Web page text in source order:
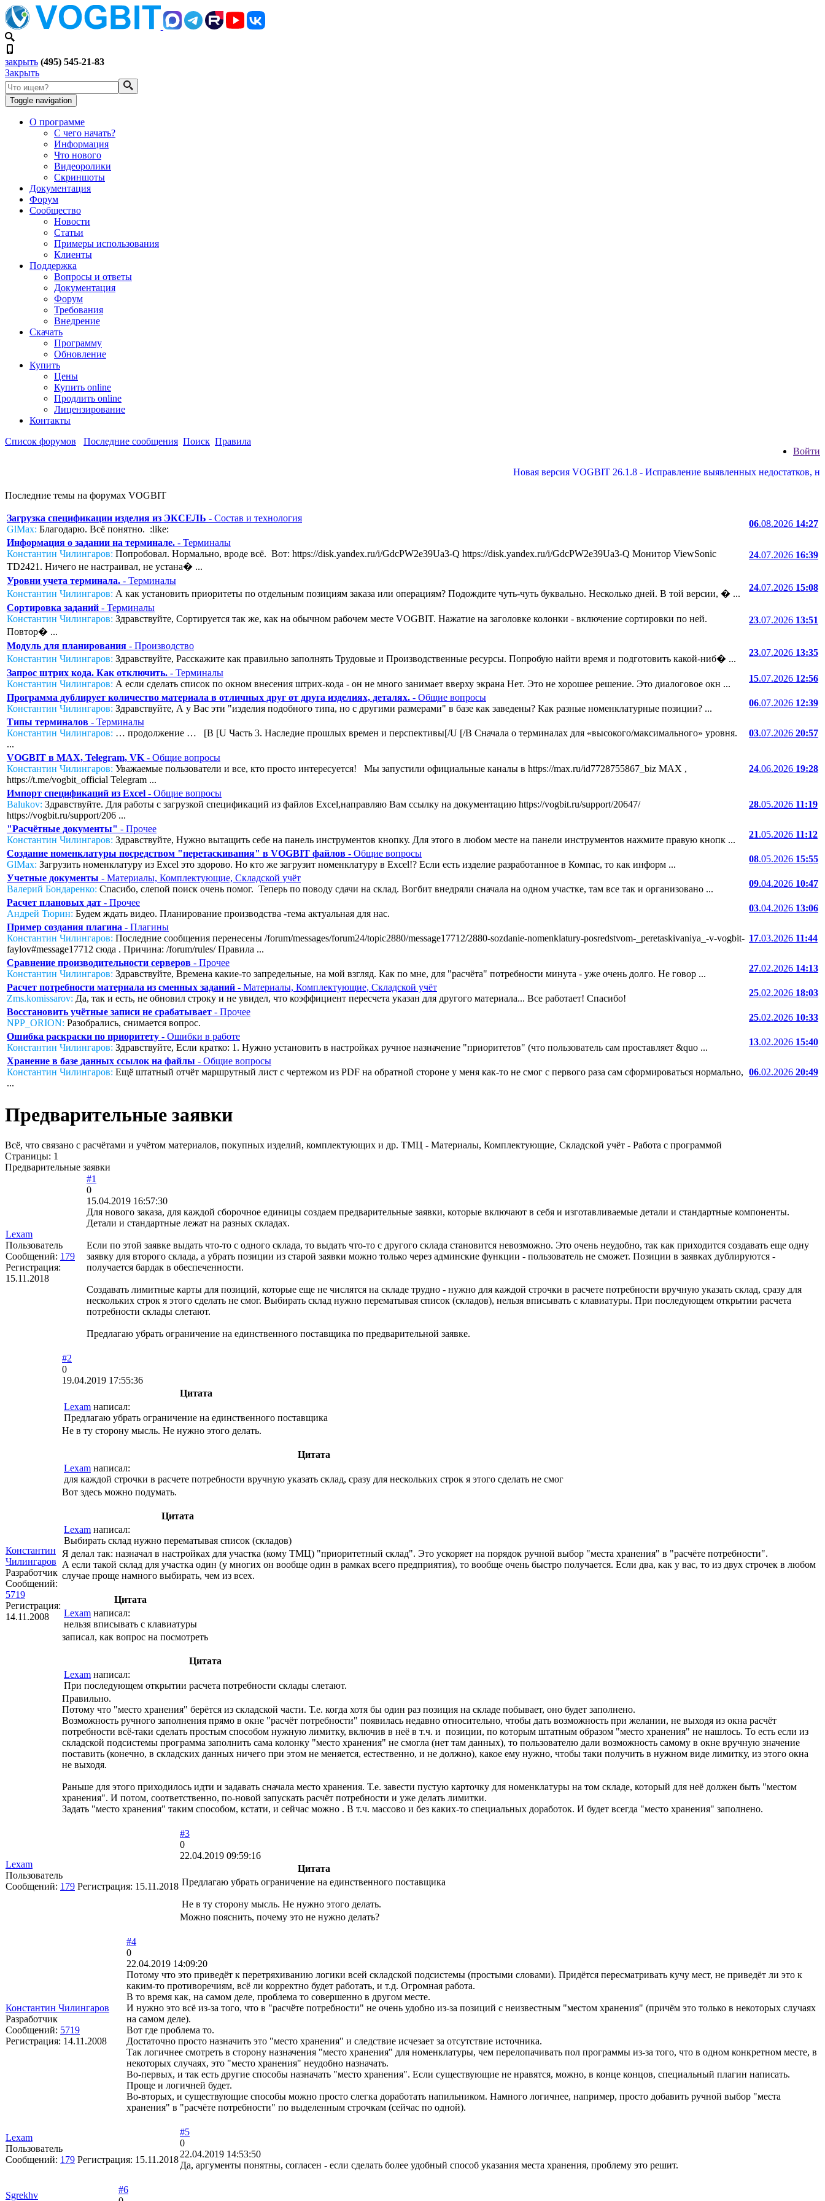
закрыть (495) 545-21-83
Закрыть
Toggle navigation
О программе
С чего начать?
Информация
Что нового
Видеоролики
Скриншоты
Документация
Форум
Сообщество
Новости
Статьи
Примеры использования
Клиенты
Поддержка
Вопросы и ответы
Документация
Форум
Требования
Внедрение
Скачать
Программу
Обновление
Купить
Цены
Купить online
Продлить online
Лицензирование
Контакты
Войти
Список форумов Последние сообщения Поиск Правила
Новая версия VOGBIT 26.1.8 - Исправление выявленных недостатков, некоторые
Последние темы на форумах VOGBIT
Загрузка спецификации изделия из ЭКСЕЛЬ - Состав и технология
GlMax: Благодарю. Всё понятно. :like:
06.08.2026 14:27
Информация о задании на терминале. - Терминалы
Константин Чилингаров: Попробовал. Нормально, вроде всё. Вот: https://disk.yandex.ru/i/GdcPW2e39Ua3-Q https://disk.yandex.ru/i/GdcPW2e39Ua3-Q Монитор ViewSonic
TD2421. Ничего не настраивал, не устана� ...
24.07.2026 16:39
Уровни учета терминала. - Терминалы
Константин Чилингаров: А как установить приоритеты по отдельным позициям заказа или операциям? Подождите чуть-чуть буквально. Несколько дней. В той версии, � ...
24.07.2026 15:08
Сортировка заданий - Терминалы
Константин Чилингаров: Здравствуйте, Сортируется так же, как на обычном рабочем месте VOGBIT. Нажатие на заголовке колонки - включение сортировки по ней.
Повтор� ...
23.07.2026 13:51
Модуль для планирования - Производство
Константин Чилингаров: Здравствуйте, Расскажите как правильно заполнять Трудовые и Производственные ресурсы. Попробую найти время и подготовить какой-ниб� ...
23.07.2026 13:35
Запрос штрих кода. Как отключить. - Терминалы
Константин Чилингаров: А если сделать список по окном внесения штрих-кода - он не много занимает вверху экрана Нет. Это не хорошее решение. Это диалоговое окн ...
15.07.2026 12:56
Программа дублирует количество материала в отличных друг от друга изделиях, деталях. - Общие вопросы
Константин Чилингаров: Здравствуйте, А у Вас эти "изделия подобного типа, но с другими размерами" в базе как заведены? Как разные номенклатурные позиции? ...
06.07.2026 12:39
Типы терминалов - Терминалы
Константин Чилингаров: … продолжение … [B [U Часть 3. Наследие прошлых времен и перспективы[/U [/B Сначала о терминалах для «высокого/максимального» уровня.
...
03.07.2026 20:57
VOGBIT в MAX, Telegram, VK - Общие вопросы
Константин Чилингаров: Уважаемые пользователи и все, кто просто интересуется! Мы запустили официальные каналы в https://max.ru/id7728755867_biz MAX ,
https://t.me/vogbit_official Telegram ...
24.06.2026 19:28
Импорт спецификаций из Excel - Общие вопросы
Balukov: Здравствуйте. Для работы с загрузкой спецификаций из файлов Excel,направляю Вам ссылку на документацию https://vogbit.ru/support/20647/
https://vogbit.ru/support/206 ...
28.05.2026 11:19
"Расчётные документы" - Прочее
Константин Чилингаров: Здравствуйте, Нужно вытащить себе на панель инструментов кнопку. Для этого в любом месте на панели инструментов нажмите правую кнопк ...
21.05.2026 11:12
Создание номенклатуры посредством "перетаскивания" в VOGBIT файлов - Общие вопросы
GlMax: Загрузить номенклатуру из Excel это здорово. Но кто же загрузит номенклатуру в Excel!? Если есть изделие разработанное в Компас, то как информ ...
08.05.2026 15:55
Учетные документы - Материалы, Комплектующие, Складской учёт
Валерий Бондаренко: Спасибо, слепой поиск очень помог. Теперь по поводу сдачи на склад. Вогбит внедряли сначала на одном участке, там все так и организовано ...
09.04.2026 10:47
Расчет плановых дат - Прочее
Андрей Тюрин: Будем ждать видео. Планирование производства -тема актуальная для нас.
03.04.2026 13:06
Пример создания плагина - Плагины
Константин Чилингаров: Последние сообщения перенесены /forum/messages/forum24/topic2880/message17712/2880-sozdanie-nomenklatury-posredstvom-_peretaskivaniya_-v-vogbit-
faylov#message17712 сюда . Причина: /forum/rules/ Правила ...
17.03.2026 11:44
Сравнение производительности серверов - Прочее
Константин Чилингаров: Здравствуйте, Времена какие-то запредельные, на мой взгляд. Как по мне, для "расчёта" потребности минута - уже очень долго. Не говор ...
27.02.2026 14:13
Расчет потребности материала из сменных заданий - Материалы, Комплектующие, Складской учёт
Zms.komissarov: Да, так и есть, не обновил строку и не увидел, что коэффициент пересчета указан для другого материала... Все работает! Спасибо!
25.02.2026 18:03
Восстановить учётные записи не срабатывает - Прочее
NPP_ORION: Разобрались, снимается вопрос.
25.02.2026 10:33
Ошибка раскраски по приоритету - Ошибки в работе
Константин Чилингаров: Здравствуйте, Если кратко: 1. Нужно установить в настройках ручное назначение "приоритетов" (что пользователь сам проставляет &quo ...
13.02.2026 15:40
Хранение в базе данных ссылок на файлы - Общие вопросы
Константин Чилингаров: Ещё штатный отчёт маршрутный лист с чертежом из PDF на обратной стороне у меня как-то не смог с первого раза сам сформироваться нормально,
...
06.02.2026 20:49
Предварительные заявки
Всё, что связано с расчётами и учётом материалов, покупных изделий, комплектующих и др. ТМЦ - Материалы, Комплектующие, Складской учёт - Работа с программой
Страницы: 1
Предварительные заявки
Lexam
Пользователь
Сообщений: 179
Регистрация:
15.11.2018
#1
0
15.04.2019 16:57:30
Для нового заказа, для каждой сборочное единицы создаем предварительные заявки, которые включают в себя и изготавливаемые детали и стандартные компоненты.
Детали и стандартные лежат на разных складах.
Если по этой заявке выдать что-то с одного склада, то выдать что-то с другого склада становится невозможно. Это очень неудобно, так как приходится создавать еще одну
заявку для второго склада, а убрать позиции из старой заявки можно только через админские функции - пользователь не сможет. Позиции в заявках дублируются -
получается бардак в обеспеченности.
Создавать лимитные карты для позиций, которые еще не числятся на складе трудно - нужно для каждой строчки в расчете потребности вручную указать склад, сразу для
нескольких строк я этого сделать не смог. Выбирать склад нужно перематывая список (складов), нельзя вписывать с клавиатуры. При последующем открытии расчета
потребности склады слетают.
Предлагаю убрать ограничение на единственного поставщика по предварительной заявке.
Константин
Чилингаров
Разработчик
Сообщений:
5719
Регистрация:
14.11.2008
#2
0
19.04.2019 17:55:36
Цитата
Lexam написал:
Предлагаю убрать ограничение на единственного поставщика
Не в ту сторону мысль. Не нужно этого делать.
Цитата
Lexam написал:
для каждой строчки в расчете потребности вручную указать склад, сразу для нескольких строк я этого сделать не смог
Вот здесь можно подумать.
Цитата
Lexam написал:
Выбирать склад нужно перематывая список (складов)
Я делал так: назначал в настройках для участка (кому ТМЦ) "приоритетный склад". Это ускоряет на порядок ручной выбор "места хранения" в "расчёте потребности".
А если такой склад для участка один (у многих он вообще один в рамках всего предприятия), то вообще очень быстро получается. Если два, как у вас, то из двух строчек в любом
случае проще намного выбирать, чем из всех.
Цитата
Lexam написал:
нельзя вписывать с клавиатуры
записал, как вопрос на посмотреть
Цитата
Lexam написал:
При последующем открытии расчета потребности склады слетают.
Правильно.
Потому что "место хранения" берётся из складской части. Т.е. когда хотя бы один раз позиция на складе побывает, оно будет заполнено.
Возможность ручного заполнения прямо в окне "расчёт потребности" появилась недавно относительно, чтобы дать возможность при желании, не выходя из окна расчёт
потребности всё-таки сделать простым способом нужную лимитку, включив в неё в т.ч. и позиции, по которым штатным образом "место хранения" не нашлось. То есть если из
складской подсистемы программа заполнить сама колонку "место хранения" не смогла (нет там данных), то пользователю дали возможность самому в окне вручную значение
поставить (конечно, в складских данных ничего при этом не меняется, естественно, и не должно), какое ему нужно, чтобы таки получить в нужном виде лимитку, из этого окна
не выходя.
Раньше для этого приходилось идти и задавать сначала место хранения. Т.е. завести пустую карточку для номенклатуры на том складе, который для неё должен быть "местом
хранения". И потом, соответственно, по-новой запускать расчёт потребности и уже делать лимитки.
Задать "место хранения" таким способом, кстати, и сейчас можно . В т.ч. массово и без каких-то специальных доработок. И будет всегда "место хранения" заполнено.
Lexam
Пользователь
Сообщений: 179 Регистрация: 15.11.2018
#3
0
22.04.2019 09:59:16
Цитата
Предлагаю убрать ограничение на единственного поставщика
Не в ту сторону мысль. Не нужно этого делать.
Можно пояснить, почему это не нужно делать?
Константин Чилингаров
Разработчик
Сообщений: 5719
Регистрация: 14.11.2008
#4
0
22.04.2019 14:09:20
Потому что это приведёт к перетряхиванию логики всей складской подсистемы (простыми словами). Придётся пересматривать кучу мест, не приведёт ли это к
каким-то противоречиям, всё ли корректно будет работать, и т.д. Огромная работа.
В то время как, на самом деле, проблема то совершенно в другом месте.
И нужно это всё из-за того, что в "расчёте потребности" не очень удобно из-за позиций с неизвестным "местом хранения" (причём это только в некоторых случаях
на самом деле).
Вот где проблема то.
Достаточно просто назначить это "место хранения" и следствие исчезает за отсутствие источника.
Так логичнее смотреть в сторону назначения "место хранения" для номенклатуры, чем перелопачивать пол программы из-за того, что в одном конкретном месте, в
некоторых случаях, это "место хранения" неудобно назначать.
Во-первых, и так есть другие способы назначать "место хранения". Если существующие не нравятся, можно, в конце концов, специальный плагин написать.
Проще и логичней будет.
Во-вторых, и существующие способы можно просто слегка доработать напильником. Намного логичнее, например, просто добавить ручной выбор "места
хранения" в "расчёте потребности" по выделенным строчкам (сейчас по одной).
Lexam
Пользователь
Сообщений: 179 Регистрация: 15.11.2018
#5
0
22.04.2019 14:53:50
Да, аргументы понятны, согласен - если сделать более удобный способ указания места хранения, проблему это решит.
Sgrekhv
#6